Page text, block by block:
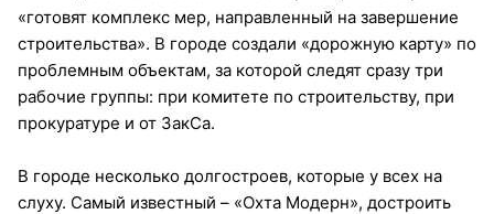
«готовят комплекс мер, направленный на завершение
строительства». В городе создали «дорожную карту» по
проблемным объектам, за которой следят сразу три
рабочие группы: при комитете по строительству, при
прокуратуре и от ЗакСа.
В городе несколько долгостроев, которые у всех на
слуху. Самый известный – «Охта Модерн», достроить